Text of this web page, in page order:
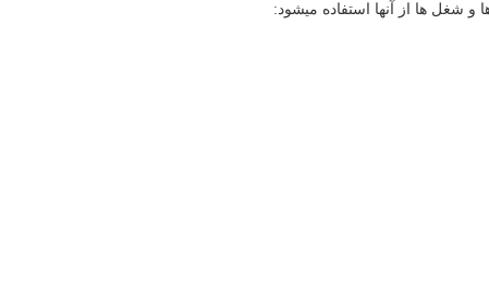
و شغل ها از آنها استفاده میشود: